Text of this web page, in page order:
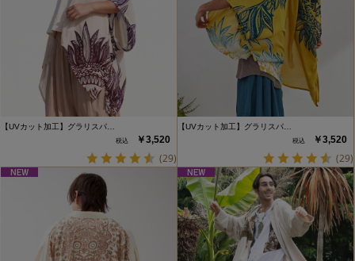
【UVカット加工】グラリスパ…
￥3,520
(29)
【UVカット加工】グラリスパ…
￥3,520
(29)